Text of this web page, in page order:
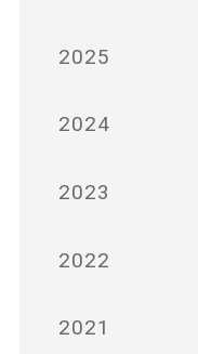
2025
2024
2023
2022
2021